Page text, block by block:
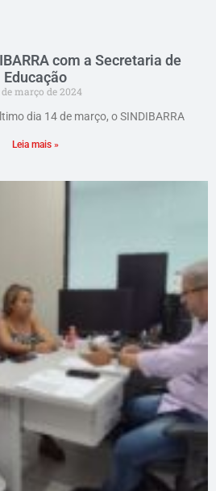
com a Secretaria de
Educação
de março de 2024
dia 14 de março, o SINDIBARRA
Leia mais »